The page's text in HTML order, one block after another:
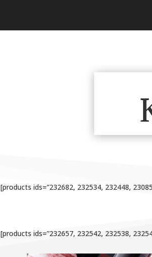
[products ids=”232682, 232534, 232448,
[products ids=”232657, 232542, 232538,